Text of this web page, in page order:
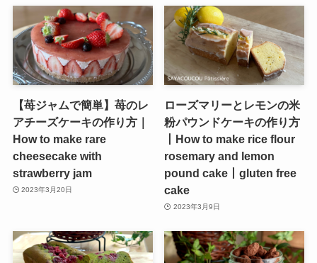
【苺ジャムで簡単】苺のレ
アチーズケーキの作り方｜
How to make rare
cheesecake with
strawberry jam
2023年3月20日
ローズマリーとレモンの米
粉パウンドケーキの作り方
丨How to make rice flour
rosemary and lemon
pound cake丨gluten free
cake
2023年3月9日